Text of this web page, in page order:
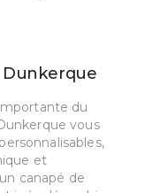
Dunkerque
du
vous
et
canapé de